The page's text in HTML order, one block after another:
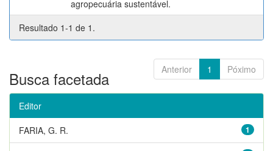
agropecuária sustentável.
Resultado 1-1 de 1.
Anterior 1 Póximo
Busca facetada
Editor
1
FARIA, G. R.